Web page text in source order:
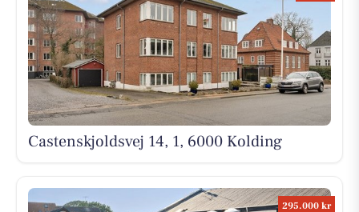
Castenskjoldsvej 14, 1, 6000 Kolding
295.000 kr